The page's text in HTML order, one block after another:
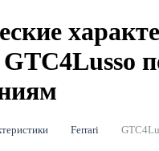
Ferrari